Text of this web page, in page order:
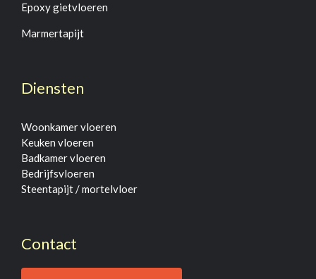
Epoxy gietvloeren
Marmertapijt
Diensten
Woonkamer vloeren
Keuken vloeren
Badkamer vloeren
Bedrijfsvloeren
Steentapijt / mortelvloer
Contact